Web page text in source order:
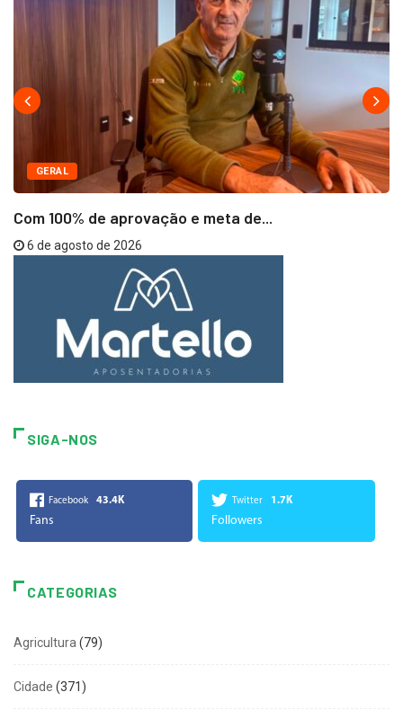
GERAL
Com 100% de aprovação e meta de...
6 de agosto de 2026
SIGA-NOS
Facebook 43.4K
Fans
Twitter 1.7K
Followers
CATEGORIAS
Agricultura (79)
Cidade (371)